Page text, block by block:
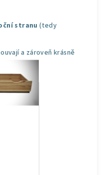
stranu(tedy
a zároveň krásně